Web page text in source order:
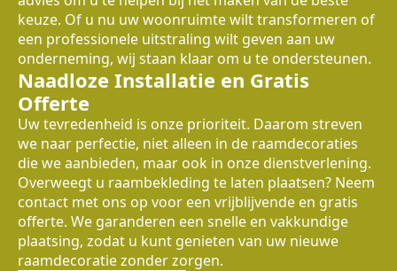
keuze. Of u nu uw woonruimte wilt transformeren of
een professionele uitstraling wilt geven aan uw
onderneming, wij staan klaar om u te ondersteunen.
Naadloze Installatie en Gratis
Offerte
Uw tevredenheid is onze prioriteit. Daarom streven
we naar perfectie, niet alleen in de raamdecoraties
die we aanbieden, maar ook in onze dienstverlening.
Overweegt u raambekleding te laten plaatsen? Neem
contact met ons op voor een vrijblijvende en gratis
offerte. We garanderen een snelle en vakkundige
plaatsing, zodat u kunt genieten van uw nieuwe
raamdecoratie zonder zorgen.